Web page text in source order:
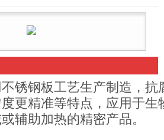
锈钢板工艺生产制造，
更精准等特点，应用于
辅助加热的精密产品。